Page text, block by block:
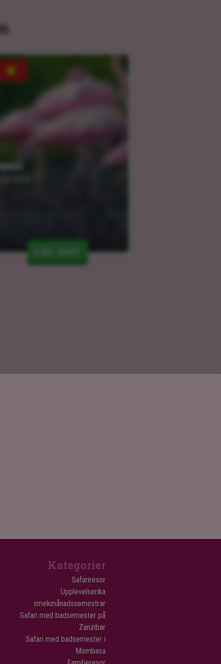
Läs mer
Kategorier
Safariresor
Upplevelserika
smekmånadssemestrar
Safari med badsemester på
Zanzibar
Safari med badsemester i
Mombasa